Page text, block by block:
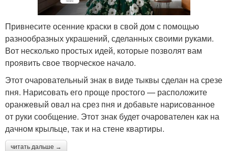
Привнесите осенние краски в свой дом с помощью
разнообразных украшений, сделанных своими руками.
Вот несколько простых идей, которые позволят вам
проявить свое творческое начало.
Этот очаровательный знак в виде тыквы сделан на срезе
пня. Нарисовать его проще простого — расположите
оранжевый овал на срез пня и добавьте нарисованное
от руки сообщение. Этот знак будет очарователен как на
дачном крыльце, так и на стене квартиры.
читать дальше →